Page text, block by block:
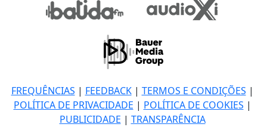
FREQUÊNCIAS | FEEDBACK| TERMOS E CONDIÇÕES |
POLÍTICA DE PRIVACIDADE | POLÍTICA DE COOKIES |
PUBLICIDADE | TRANSPARÊNCIA